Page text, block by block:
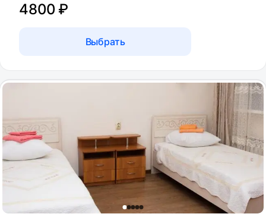
4800 ₽
Выбрать